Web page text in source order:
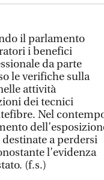
il parlamento
i benefici
da parte
le verifiche sulla
attività
dei tecnici
Nel
a perdersi
l’evidenza
(f.s.)